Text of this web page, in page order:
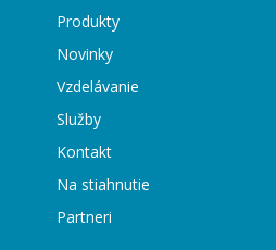
Produkty
Novinky
Vzdelávanie
Služby
Kontakt
Na stiahnutie
Partneri